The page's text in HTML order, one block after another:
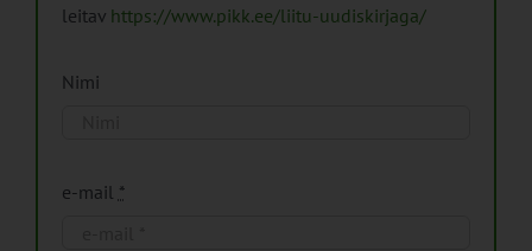
leitav https://www.pikk.ee/liitu-uudiskirjaga/
Nimi
e-mail *